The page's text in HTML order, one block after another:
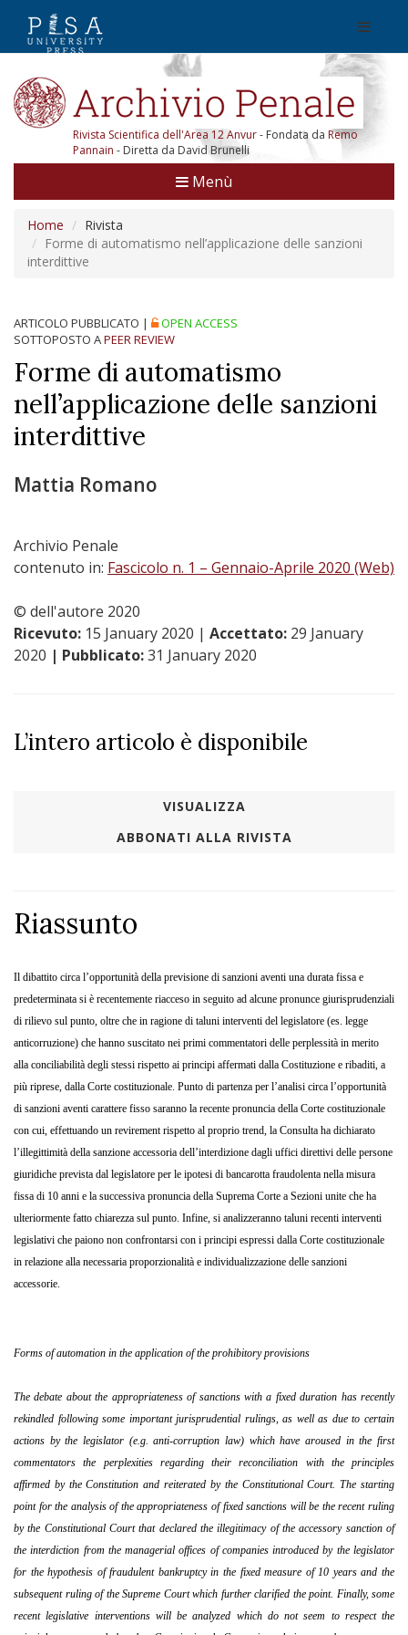
Rivista Scientifica dell'Area 12 Anvur- Fondata da Remo
Pannain - Diretta da David Brunelli
Menù
Home
Rivista
Forme di automatismo nell’applicazione delle sanzioni
interdittive
ARTICOLO PUBBLICATO |
OPEN ACCESS
SOTTOPOSTO APEER REVIEW
Forme di automatismo
nell’applicazione delle sanzioni
interdittive
Mattia Romano
Archivio Penale
contenuto in: Fascicolo n. 1 – Gennaio-Aprile 2020 (Web)
© dell'autore 2020
Ricevuto: 15 January 2020 | Accettato: 29 January
2020 | Pubblicato:31 January 2020
L’intero articolo è disponibile
VISUALIZZA
ABBONATI ALLA RIVISTA
Riassunto
Il dibattito circa l’opportunità della previsione di sanzioni aventi una durata fissa e
predeterminata si è recentemente riacceso in seguito ad alcune pronunce giurisprudenziali
di rilievo sul punto, oltre che in ragione di taluni interventi del legislatore (es. legge
anticorruzione) che hanno suscitato nei primi commentatori delle perplessità in merito
alla conciliabilità degli stessi rispetto ai principi affermati dalla Costituzione e ribaditi, a
più riprese, dalla Corte costituzionale. Punto di partenza per l’analisi circa l’opportunità
di sanzioni aventi carattere fisso saranno la recente pronuncia della Corte costituzionale
con cui, effettuando un revirement rispetto al proprio trend, la Consulta ha dichiarato
l’illegittimità della sanzione accessoria dell’interdizione dagli uffici direttivi delle persone
giuridiche prevista dal legislatore per le ipotesi di bancarotta fraudolenta nella misura
fissa di 10 anni e la successiva pronuncia della Suprema Corte a Sezioni unite che ha
ulteriormente fatto chiarezza sul punto. Infine, si analizzeranno taluni recenti interventi
legislativi che paiono non confrontarsi con i principi espressi dalla Corte costituzionale
in relazione alla necessaria proporzionalità e individualizzazione delle sanzioni
accessorie.
Forms of automation in the application of the prohibitory provisions
The debate about the appropriateness of sanctions with a fixed duration has recently
rekindled following some important jurisprudential rulings, as well as due to certain
actions by the legislator (e.g. anti-corruption law) which have aroused in the first
commentators the perplexities regarding their reconciliation with the principles
affirmed by the Constitution and reiterated by the Constitutional Court. The starting
point for the analysis of the appropriateness of fixed sanctions will be the recent ruling
by the Constitutional Court that declared the illegitimacy of the accessory sanction of
the interdiction from the managerial offices of companies introduced by the legislator
for the hypothesis of fraudulent bankruptcy in the fixed measure of 10 years and the
subsequent ruling of the Supreme Court which further clarified the point. Finally, some
recent legislative interventions will be analyzed which do not seem to respect the